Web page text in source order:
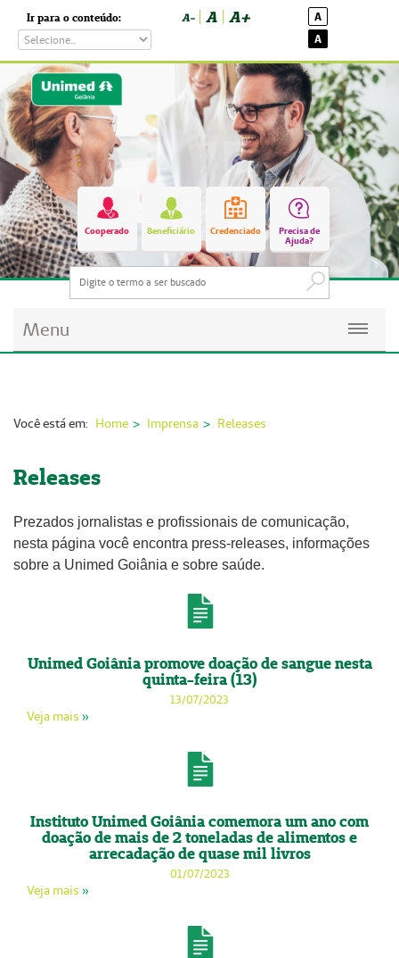
Ir para o conteúdo: A- A A+
A
A
Cooperado Beneficiário Credenciado
Precisa de
Ajuda?
Menu
Imprensa
Institucional
Fale Conosco
Você está em: Home Imprensa Releases
Releases
Prezados jornalistas e profissionais de comunicação,
nesta página você encontra press-releases, informações
sobre a Unimed Goiânia e sobre saúde.
Unimed Goiânia promove doação de sangue nesta
quinta-feira (13)
13/07/2023
Veja mais »
Instituto Unimed Goiânia comemora um ano com
doação de mais de 2 toneladas de alimentos e
arrecadação de quase mil livros
01/07/2023
Veja mais »